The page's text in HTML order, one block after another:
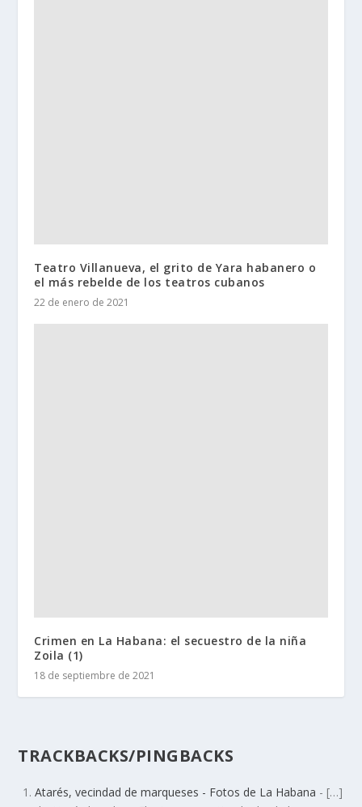
Teatro Villanueva, el grito de Yara habanero o
el más rebelde de los teatros cubanos
22 de enero de 2021
Crimen en La Habana: el secuestro de la niña
Zoila (1)
18 de septiembre de 2021
TRACKBACKS/PINGBACKS
Atarés, vecindad de marqueses - Fotos de La Habana - […]